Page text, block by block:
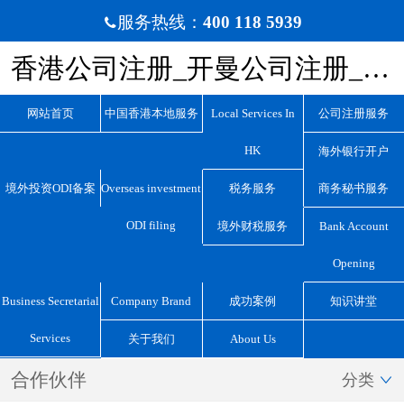
服务热线： 400 118 5939
香港公司注册_开曼公司注册_BVI公司注册_离岸公司注册_宏源国际咨询
网站首页 中国香港本地服务 Local Services In
HK
公司注册服务
海外银行开户
境外投资ODI备案 Overseas investment
ODI filing
税务服务 商务秘书服务
境外财税服务 Bank Account
Opening
Business Secretarial
Services
Company Brand 成功案例 知识讲堂
关于我们 About Us
合作伙伴 分类 